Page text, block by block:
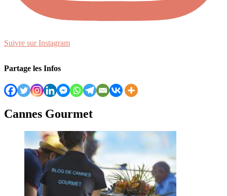
Suivre sur Instagram
Partage les Infos
Cannes Gourmet